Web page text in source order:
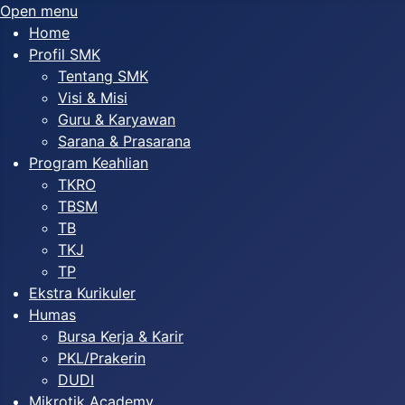
Open menu
Home
Profil SMK
Tentang SMK
Visi & Misi
Guru & Karyawan
Sarana & Prasarana
Program Keahlian
TKRO
TBSM
TB
TKJ
TP
Ekstra Kurikuler
Humas
Bursa Kerja & Karir
PKL/Prakerin
DUDI
Mikrotik Academy